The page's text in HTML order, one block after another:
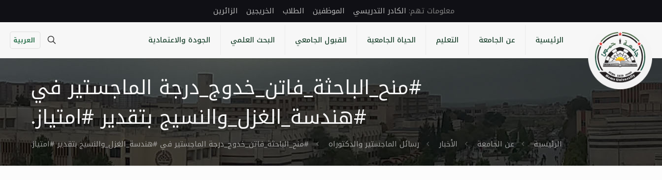
الكادر التدريسي الموظفين الطلاب الخريجين الزائرين
الرئيسية عن الجامعة التعليم الحياة الجامعية القبول الجامعي البحث العلمي الجودة والاعتمادية العربية
#منح_الباحثة_فاتن_خدوج_درجة الماجستير في
#هندسة_الغزل_والنسيج بتقدير #امتياز.
الرئيسية عن الجامعة الأخبار رسائل الماجستير والدكتوراه #منح_الباحثة_فاتن_خدوج_درجة الماجستير في #هندسة_الغزل_والنسيج بتقدير #امتياز.